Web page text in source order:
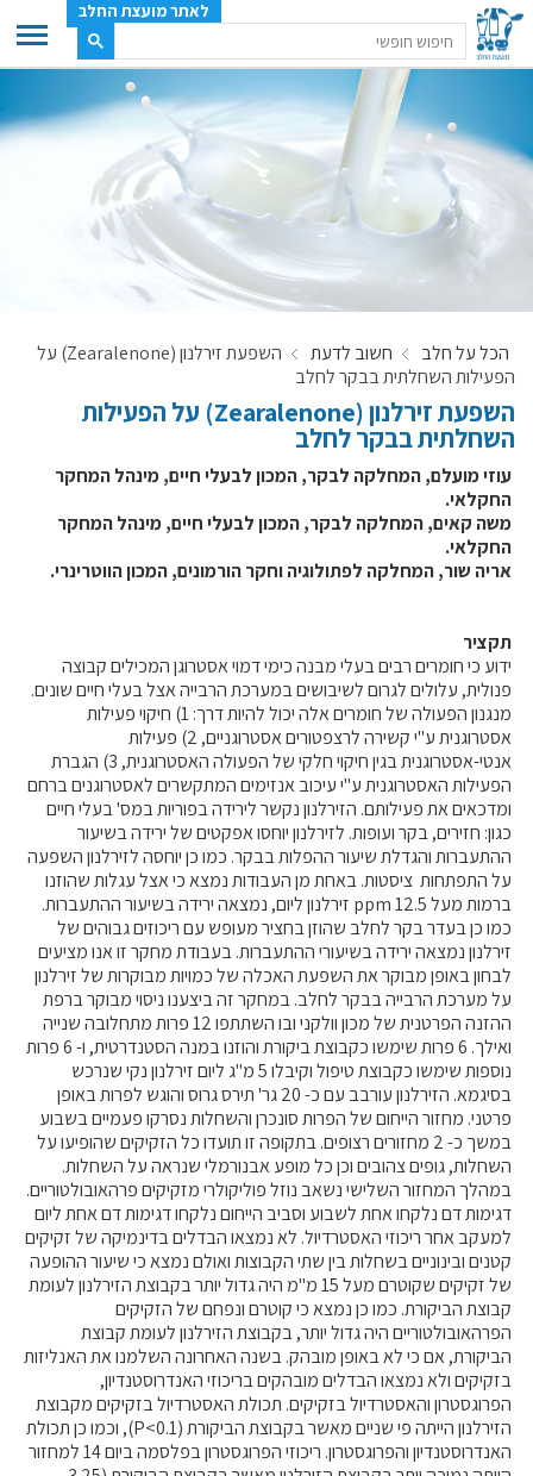
ענף החלב
מועצת החלב
משק החלב
תעשיית החלב
רשימת המחלבות
לאתר יצרני החלב
מחלקות המועצה, עיקרי עיסוקן
מפת הרפתות, הדירים והמחלבות
רשימת טלפונים – מועצת החלב
קול קורא ליצרנים חדשים – בקר / עיזים / כבשים
זוכרים
צור קשר
חלב לכל המשפחה
אוכלים בכיף
משקים תיירותיים
פעילויות ומערכים
סיפורי המשקים
שעת סיפור
ראיונות
ערוץ היו-טיוב שלנו
קרנות מחקר
מידע מדעי על תזונה ובריאות
פרסומי מועצת החלב
סקירת מחקרים
חלב ומוצריו
רכיבים תזונתיים
חלב לכל גיל
בריאות העצם
חלב וספורט
לאתר מועצת החלב
הכל על חלב חשוב לדעת
השפעת זירלנון (Zearalenone) על
הפעילות השחלתית בבקר לחלב
השפעת זירלנון (Zearalenone) על הפעילות
השחלתית בבקר לחלב
עוזי מועלם, המחלקה לבקר, המכון לבעלי חיים, מינהל המחקר
החקלאי.
משה קאים, המחלקה לבקר, המכון לבעלי חיים, מינהל המחקר
החקלאי.
אריה שור, המחלקה לפתולוגיה וחקר הורמונים, המכון הווטרינרי.
תקציר
ידוע כי חומרים רבים בעלי מבנה כימי דמוי אסטרוגן המכילים קבוצה
פנולית, עלולים לגרום לשיבושים במערכת הרבייה אצל בעלי חיים שונים.
מנגנון הפעולה של חומרים אלה יכול להיות דרך: 1) חיקוי פעילות
אסטרוגנית ע"י קשירה לרצפטורים אסטרוגניים, 2) פעילות
אנטי-אסטרוגנית בגין חיקוי חלקי של הפעולה האסטרוגנית, 3) הגברת
הפעילות האסטרוגנית ע"י עיכוב אנזימים המתקשרים לאסטרוגנים ברחם
ומדכאים את פעילותם. הזירלנון נקשר לירידה בפוריות במס' בעלי חיים
כגון: חזירים, בקר ועופות. לזירלנון יוחסו אפקטים של ירידה בשיעור
ההתעברות והגדלת שיעור ההפלות בבקר. כמו כן יוחסה לזירלנון השפעה
על התפתחות ציסטות. באחת מן העבודות נמצא כי אצל עגלות שהוזנו
ברמות מעל 12.5 ppm זירלנון ליום, נמצאה ירידה בשיעור ההתעברות.
כמו כן בעדר בקר לחלב שהוזן בחציר מעופש עם ריכוזים גבוהים של
זירלנון נמצאה ירידה בשיעורי ההתעברות. בעבודת מחקר זו אנו מציעים
לבחון באופן מבוקר את השפעת האכלה של כמויות מבוקרות של זירלנון
על מערכת הרבייה בבקר לחלב. במחקר זה ביצענו ניסוי מבוקר ברפת
ההזנה הפרטנית של מכון וולקני ובו השתתפו 12 פרות מתחלובה שנייה
ואילך. 6 פרות שימשו כקבוצת ביקורת והוזנו במנה הסטנדרטית, ו- 6 פרות
נוספות שימשו כקבוצת טיפול וקיבלו 5 מ"ג ליום זירלנון נקי שנרכש
בסיגמא. הזירלנון עורבב עם כ- 20 גר' תירס גרוס והוגש לפרות באופן
פרטני. מחזור הייחום של הפרות סונכרן והשחלות נסרקו פעמיים בשבוע
במשך כ- 2 מחזורים רצופים. בתקופה זו תועדו כל הזקיקים שהופיעו על
השחלות, גופים צהובים וכן כל מופע אבנורמלי שנראה על השחלות.
במהלך המחזור השלישי נשאב נוזל פוליקולרי מזקיקים פרהאובולטוריים.
דגימות דם נלקחו אחת לשבוע וסביב הייחום נלקחו דגימות דם אחת ליום
למעקב אחר ריכוזי האסטרדיול. לא נמצאו הבדלים בדינמיקה של זקיקים
קטנים ובינוניים בשחלות בין שתי הקבוצות ואולם נמצא כי שיעור ההופעה
של זקיקים שקוטרם מעל 15 מ"מ היה גדול יותר בקבוצת הזירלנון לעומת
קבוצת הביקורת. כמו כן נמצא כי קוטרם ונפחם של הזקיקים
הפרהאובולטוריים היה גדול יותר, בקבוצת הזירלנון לעומת קבוצת
הביקורת, אם כי לא באופן מובהק. בשנה האחרונה השלמנו את האנליזות
בזקיקים ולא נמצאו הבדלים מובהקים בריכוזי האנדרוסטנדיון,
הפרוגסטרון והאסטרדיול בזקיקים. תכולת האסטרדיול בזקיקים מקבוצת
הזירלנון הייתה פי שניים מאשר בקבוצת הביקורת (P<0.1), וכמו כן תכולת
האנדרוסטנדיון והפרוגסטרון. ריכוזי הפרוגסטרון בפלסמה ביום 14 למחזור